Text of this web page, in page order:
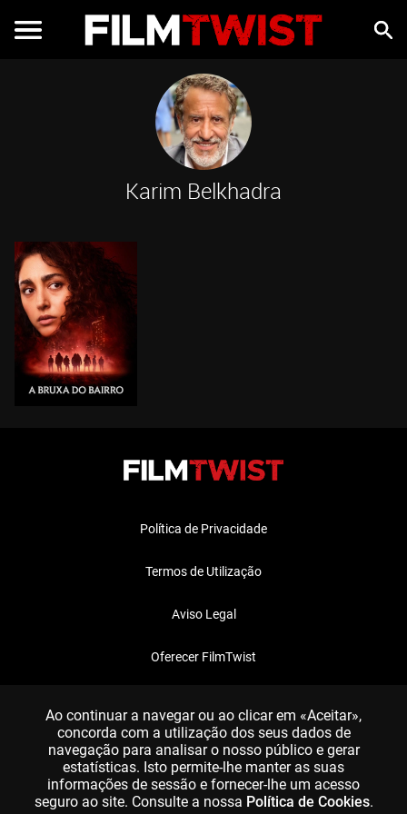
Karim Belkhadra
Política de Privacidade
Termos de Utilização
Aviso Legal
Oferecer FilmTwist
Ao continuar a navegar ou ao clicar em «Aceitar»,
concorda com a utilização dos seus dados de
navegação para analisar o nosso público e gerar
estatísticas. Isto permite-lhe manter as suas
informações de sessão e fornecer-lhe um acesso
seguro ao site. Consulte a nossa Política de Cookies.